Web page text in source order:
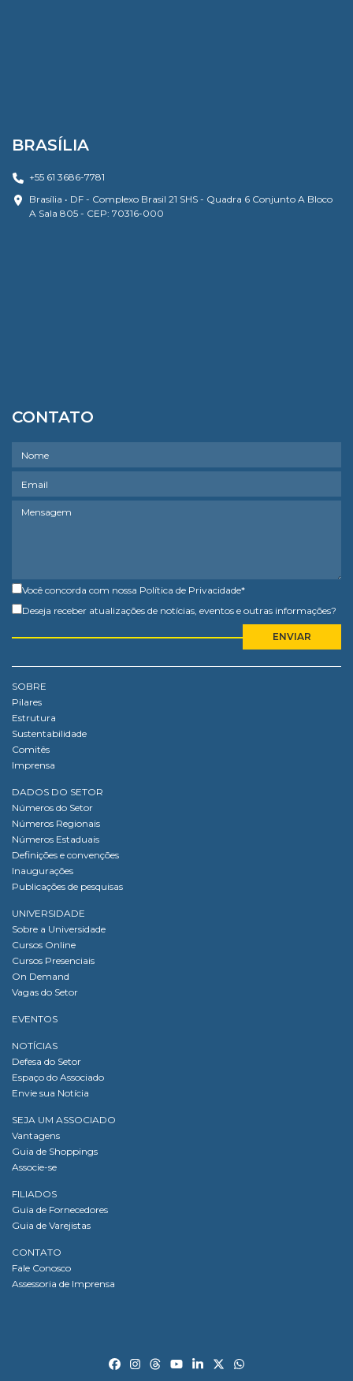
BRASÍLIA
+55 61 3686-7781
Brasília • DF - Complexo Brasil 21 SHS - Quadra 6 Conjunto A Bloco
A Sala 805 - CEP: 70316-000
CONTATO
Você concorda com nossa Política de Privacidade*
Deseja receber atualizações de notícias, eventos e outras informações?
SOBRE
Pilares
Estrutura
Sustentabilidade
Comitês
Imprensa
DADOS DO SETOR
Números do Setor
Números Regionais
Números Estaduais
Definições e convenções
Inaugurações
Publicações de pesquisas
UNIVERSIDADE
Sobre a Universidade
Cursos Online
Cursos Presenciais
On Demand
Vagas do Setor
EVENTOS
NOTÍCIAS
Defesa do Setor
Espaço do Associado
Envie sua Notícia
SEJA UM ASSOCIADO
Vantagens
Guia de Shoppings
Associe-se
FILIADOS
Guia de Fornecedores
Guia de Varejistas
CONTATO
Fale Conosco
Assessoria de Imprensa